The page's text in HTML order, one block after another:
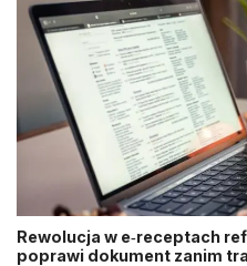
Rewolucja w e‑receptach
poprawi dokument zanim